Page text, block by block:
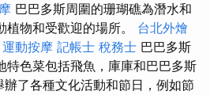
巴巴多斯周圍的珊瑚礁為潛水和
物和受歡迎的場所。 台北外燴
運動按摩 記帳士 稅務士 巴巴多斯
特色菜包括飛魚，庫庫和巴巴多斯
辦了各種文化活動和節日，例如節